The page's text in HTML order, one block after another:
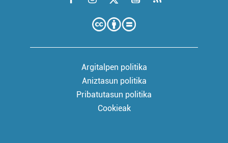
Argitalpen politika
Aniztasun politika
Pribatutasun politika
Cookieak